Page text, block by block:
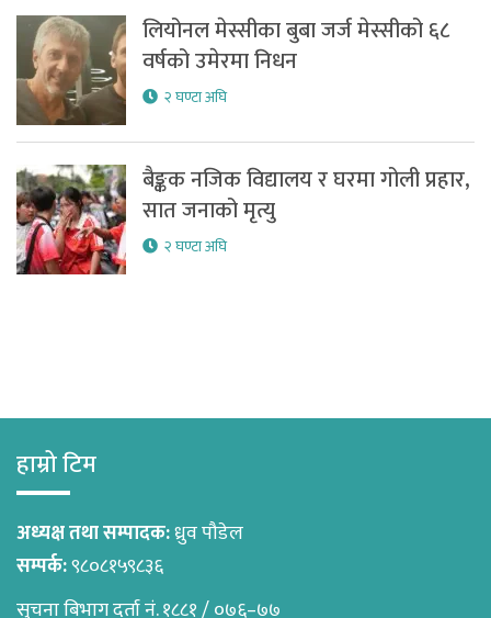
लियोनल मेस्सीका बुबा जर्ज मेस्सीको ६८
वर्षको उमेरमा निधन
२ घण्टा अघि
बैङ्कक नजिक विद्यालय र घरमा गोली प्रहार,
सात जनाको मृत्यु
२ घण्टा अघि
हाम्रो टिम
अध्यक्ष तथा सम्पादक:ध्रुव पौडेल
सम्पर्क:९८०८१५९८३६
सुचना बिभाग दर्ता नं. १८८१ / ०७६–७७